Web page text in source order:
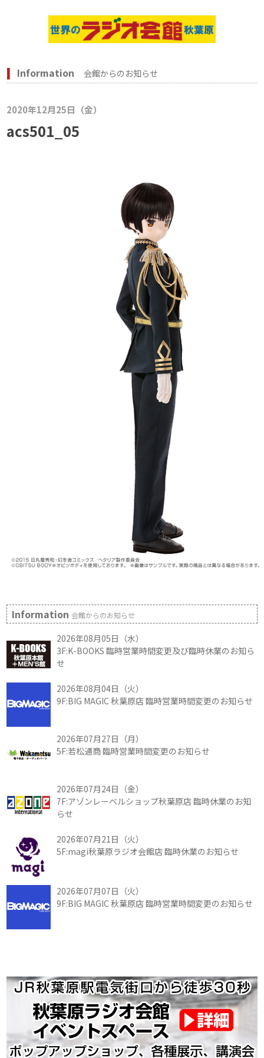
Information 会館からのお知らせ
2020年12月25日（金）
acs501_05
Information会館からのお知らせ
2026年08月05日（水）
3F:K-BOOKS 臨時営業時間変更及び臨時休業のお知ら
せ
2026年08月04日（火）
9F:BIG MAGIC 秋葉原店 臨時営業時間変更のお知らせ
2026年07月27日（月）
5F:若松通商 臨時営業時間変更のお知らせ
2026年07月24日（金）
7F:アゾンレーベルショップ秋葉原店 臨時休業のお知
らせ
2026年07月21日（火）
5F:magi秋葉原ラジオ会館店 臨時休業のお知らせ
2026年07月07日（火）
9F:BIG MAGIC 秋葉原店 臨時営業時間変更のお知らせ